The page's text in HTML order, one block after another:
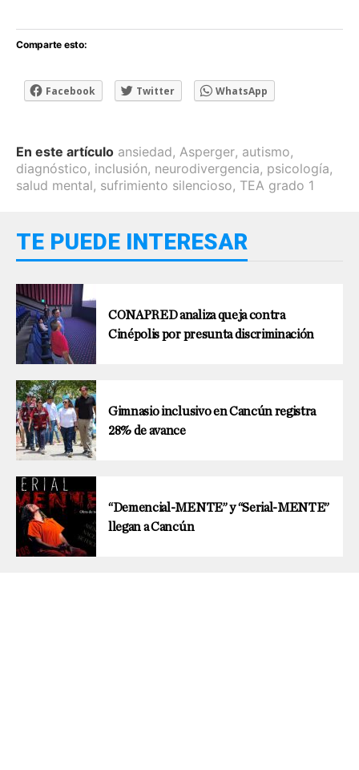
Comparte esto:
Facebook Twitter WhatsApp
En este artículo ansiedad, Asperger, autismo,
diagnóstico, inclusión, neurodivergencia, psicología,
salud mental, sufrimiento silencioso, TEA grado 1
TE PUEDE INTERESAR
CONAPRED analiza queja contra
Cinépolis por presunta discriminación
Gimnasio inclusivo en Cancún registra
28% de avance
“Demencial-MENTE” y “Serial-MENTE”
llegan a Cancún